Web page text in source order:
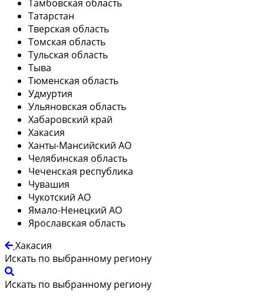
Тамбовская область
Татарстан
Тверская область
Томская область
Тульская область
Тыва
Тюменская область
Удмуртия
Ульяновская область
Хабаровский край
Хакасия
Ханты-Мансийский АО
Челябинская область
Чеченская республика
Чувашия
Чукотский АО
Ямало-Ненецкий АО
Ярославская область
Хакасия
Искать по выбранному региону
Искать по выбранному региону